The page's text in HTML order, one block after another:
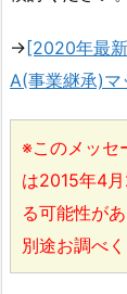
→ [2020年最
A(事業継承)マ
※このメッセ
は2015年4
る可能性が
別途お調べく